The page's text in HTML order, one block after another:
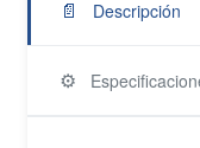
📄 Descripción
⚙️